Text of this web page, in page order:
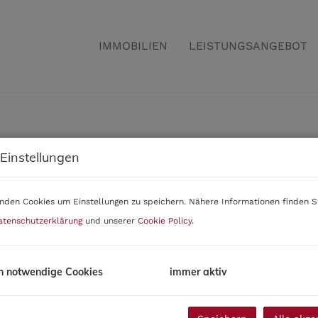
IMMOBILIEN LEISTUNGSANGEBOT
Cookies um Einstellungen zu speichern. Nähere Informationen finden
und unserer Cookie Policy.
notwendige Cookies immer aktiv